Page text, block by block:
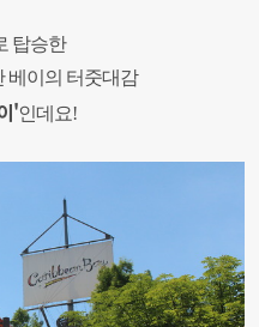
탑승한
베이의 터줏대감
'인데요!